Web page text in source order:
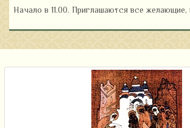
Начало в 11.00. Приглашаются все